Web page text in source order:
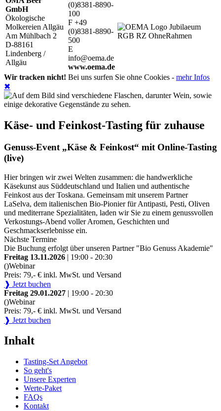
GmbH
Ökologische
Molkereien Allgäu
Am Mühlbach 2
D-88161
Lindenberg /
Allgäu
(0)8381-8890-
100
F +49
(0)8381-8890-
500
E
info@oema.de
www.oema.de
Wir tracken nicht! Bei uns surfen Sie ohne Cookies - mehr Infos
✖
Käse- und Feinkost-Tasting für zuhause
Genuss-Event „Käse & Feinkost“ mit Online-Tasting
(live)
Hier bringen wir zwei Welten zusammen: die handwerkliche
Käsekunst aus Süddeutschland und Italien und authentische
Feinkost aus der Toskana. Gemeinsam mit unserem Partner
LaSelva, dem italienischen Bio-Pionier für Antipasti, Pesti, Oliven
und mediterrane Spezialitäten, laden wir Sie zu einem genussvollen
Verkostungs-Abend voller Aromen, Geschichten und
Geschmackserlebnisse ein.
Nächste Termine
Die Buchung erfolgt über unseren Partner "Bio Genuss Akademie"
Freitag 13.11.2026 | 19:00 - 20:30
()Webinar
Preis: 79,- € inkl. MwSt. und Versand
❱ Jetzt buchen
Freitag 29.01.2027 | 19:00 - 20:30
()Webinar
Preis: 79,- € inkl. MwSt. und Versand
❱ Jetzt buchen
Inhalt
Tasting-Set Angebot
So geht's
Unsere Experten
Werte-Paket
FAQs
Kontakt